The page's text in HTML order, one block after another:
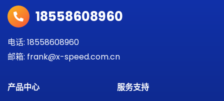
18558608960
电话: 18558608960
邮箱: frank@x-speed.com.cn
产品中心 服务支持